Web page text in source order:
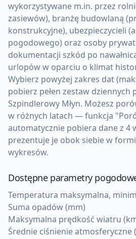
wykorzystywane m.in. przez
zasiewów), branżę budowlaną
konstrukcyjne), ubezpieczycieli
pogodowego) oraz osoby
dokumentacji szkód po
urlopów w oparciu o klimat
Wybierz powyżej zakres dat
pobierz pełen zestaw dziennych
Szpindlerowy Młyn. Możesz
w różnych latach — funkcja
automatycznie pobiera dane z 4
prezentuje je obok siebie w
wykresów.
Dostępne parametry
Temperatura maksymalna,
Suma opadów (mm)
Maksymalna prędkość wiatru
Średnie ciśnienie atmosferyczne